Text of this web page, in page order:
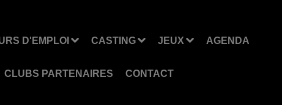
D'EMPLOI CASTING JEUX AGENDA
CLUBS PARTENAIRES CONTACT